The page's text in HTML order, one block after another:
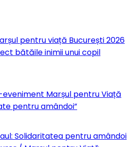
pentru viață București 2026
bătăile inimii unui copil
Marșul pentru Viață
pentru amândoi”
Solidaritatea pentru amândoi